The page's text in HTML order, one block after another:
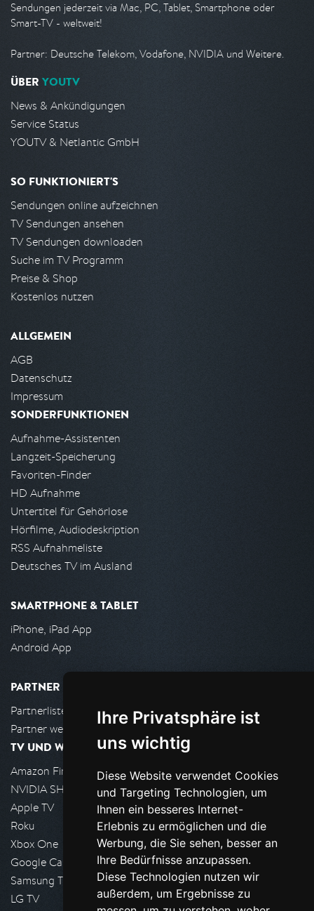
Ihre Privatsphäre ist
uns wichtig
Diese Website verwendet Cookies
und Targeting Technologien, um
Ihnen ein besseres Internet-
Erlebnis zu ermöglichen und die
Werbung, die Sie sehen, besser an
Ihre Bedürfnisse anzupassen.
Diese Technologien nutzen wir
außerdem, um Ergebnisse zu
Sendungen jederzeit via Mac, PC, Tablet, Smartphone oder
Smart-TV - weltweit!
Partner: Deutsche Telekom, Vodafone, NVIDIA und Weitere.
ÜBER YOUTV
News & Ankündigungen
Service Status
YOUTV & Netlantic GmbH
SO FUNKTIONIERT'S
Sendungen online aufzeichnen
TV Sendungen ansehen
TV Sendungen downloaden
Suche im TV Programm
Preise & Shop
Kostenlos nutzen
ALLGEMEIN
AGB
Datenschutz
Impressum
SONDERFUNKTIONEN
Aufnahme-Assistenten
Langzeit-Speicherung
Favoriten-Finder
HD Aufnahme
Untertitel für Gehörlose
Hörfilme, Audiodeskription
RSS Aufnahmeliste
Deutsches TV im Ausland
SMARTPHONE & TABLET
iPhone, iPad App
Android App
PARTNER
Partnerliste
Partner werden
TV UND WOHNZIMMER
Amazon FireTV
NVIDIA SHIELD, Google TV
Apple TV
Roku
Xbox One
Google Cast
Samsung TV
LG TV